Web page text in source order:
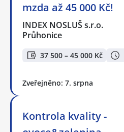
mzda až 45 000 Kč!
INDEX NOSLUŠ s.r.o.
Průhonice
37 500 – 45 000 Kč
Zveřejněno: 7. srpna
Kontrola kvality -